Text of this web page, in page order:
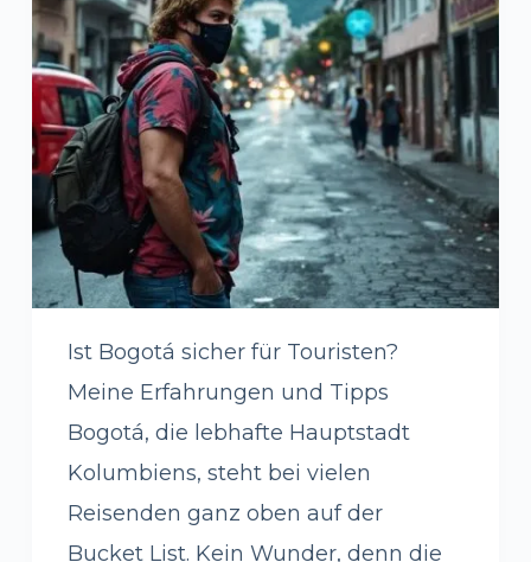
Ist Bogotá sicher für Touristen?
Meine Erfahrungen und Tipps
Bogotá, die lebhafte Hauptstadt
Kolumbiens, steht bei vielen
Reisenden ganz oben auf der
Bucket List. Kein Wunder, denn die